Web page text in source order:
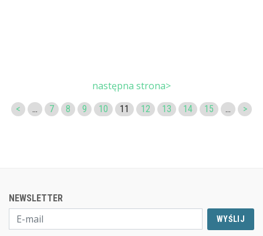
następna strona>
< ... 7 8 9 10 11 12 13 14 15 ... >
NEWSLETTER
WYŚLIJ